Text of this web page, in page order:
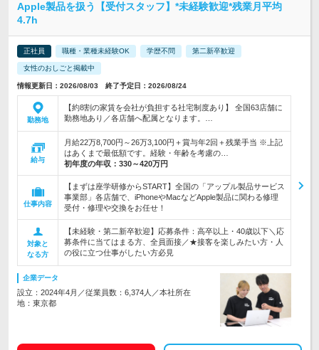
Apple製品を扱う【受付スタッフ】*未経験歓迎*残業月平均
4.7h
正社員 職種・業種未経験OK 学歴不問 第二新卒歓迎
女性のおしごと掲載中
情報更新日：2026/08/03 終了予定日：2026/08/24
勤務地
【約8割の家賃を会社が負担する社宅制度あり】 全国63店舗に
勤務地あり／各店舗へ配属となります。…
給与
月給22万8,700円～26万3,100円＋賞与年2回＋残業手当 ※上記
はあくまで最低額です。経験・年齢を考慮の…
初年度の年収： 330～420万円
仕事内容
【まずは座学研修からSTART】全国の「アップル製品サービス
事業部」各店舗で、iPhoneやMacなどApple製品に関わる修理
受付・修理や交換をお任せ！
対象と
なる方
【未経験・第二新卒歓迎】応募条件：高卒以上・40歳以下＼応
募条件に当てはまる方、全員面接／★接客を楽しみたい方・人
の役に立つ仕事がしたい方必見
企業データ
設立：2024年4月／従業員数：6,374人／本社所在
地：東京都